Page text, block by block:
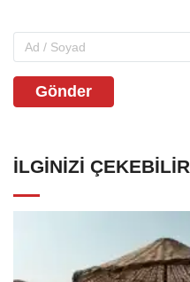
Gönder
İLGINIZI ÇEKEBILIR